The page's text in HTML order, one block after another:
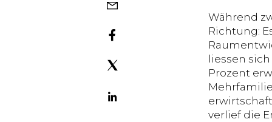
Während
Richtung:
liessen
Prozent
verlief die